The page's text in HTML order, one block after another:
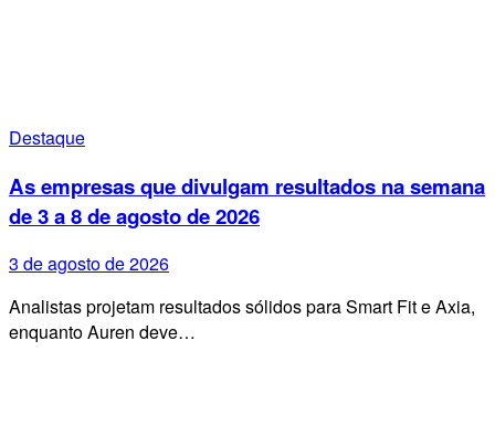
Destaque
As empresas que divulgam resultados na semana
de 3 a 8 de agosto de 2026
3 de agosto de 2026
Analistas projetam resultados sólidos para Smart Fit e Axia,
enquanto Auren deve…